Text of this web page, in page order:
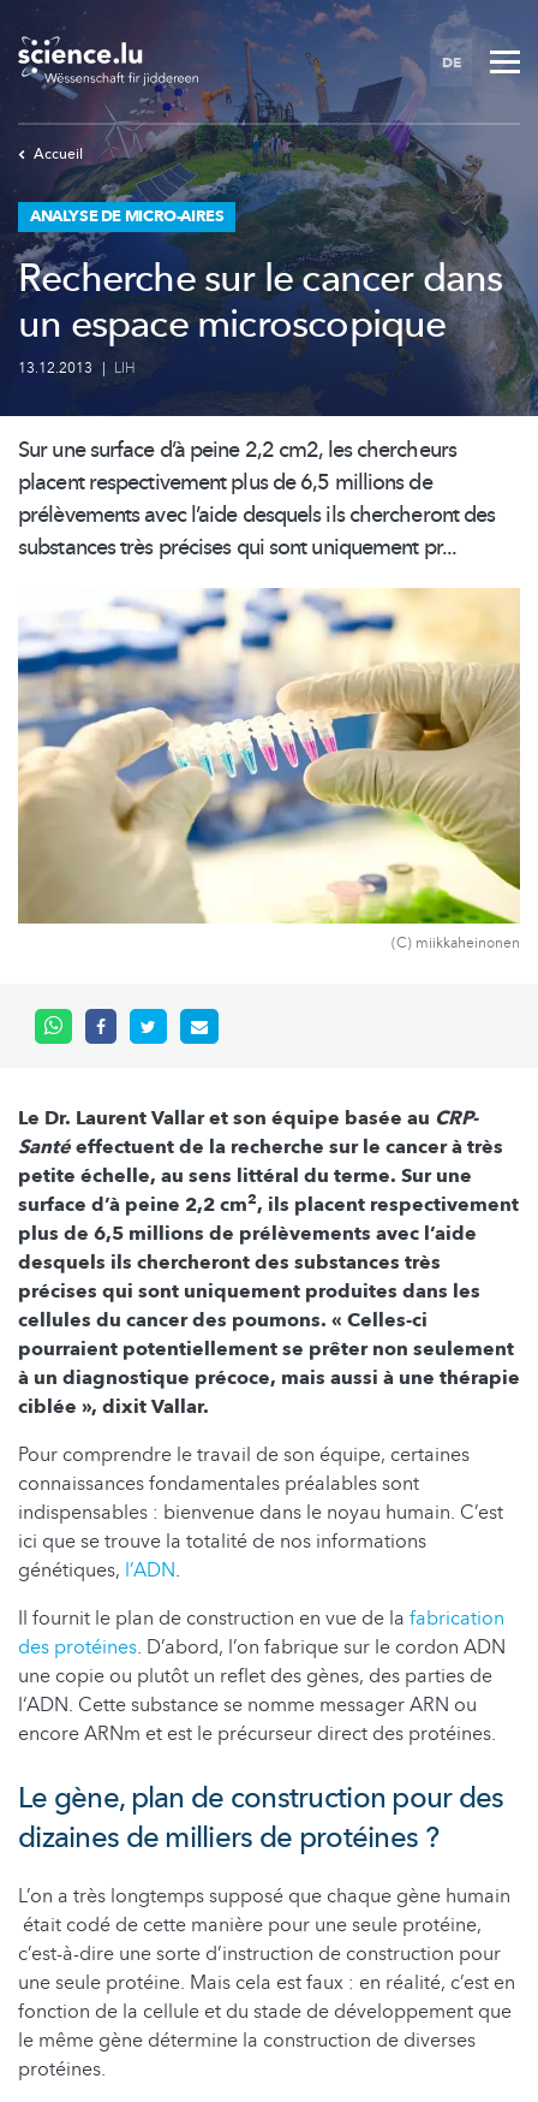
to
main
content
DE
Accueil
ANALYSE DE MICRO-AIRES
Recherche sur le cancer dans
un espace microscopique
13.12.2013 | LIH
Sur une surface d’à peine 2,2 cm2, les chercheurs
placentrespectivementplus de 6,5 millions de
prélèvementsavec l’aide desquels ils chercheront des
substances très précises qui sont uniquement pr...
(C) miikkaheinonen
Le Dr. Laurent Vallar et son équipe basée au CRP-
Santéeffectuent de la recherche sur le cancer à très
petite échelle, au sens littéral du terme. Sur une
surface d’à peine 2,2 cm2, ils placent respectivement
plus de 6,5 millions de prélèvements avec l’aide
desquels ils chercheront des substances très
précises qui sont uniquement produites dans les
cellules du cancer des poumons. « Celles-ci
pourraient potentiellement se prêter non seulement
à un diagnostique précoce, mais aussi à une thérapie
ciblée », dixit Vallar.
Pour comprendre le travail de son équipe, certaines
connaissances fondamentales préalables sont
indispensables : bienvenue dans le noyau humain. C’est
ici que se trouve la totalité de nos informations
génétiques, l’ADN.
Il fournit le plan de construction en vue de la fabrication
des protéines. D’abord, l’on fabrique sur le cordon ADN
une copie ou plutôt un reflet des gènes, des parties de
l‘ADN. Cette substance se nomme messager ARN ou
encore ARNm et est le précurseur direct des protéines.
Le gène, plan de construction pour des
dizaines de milliers de protéines ?
L’on a très longtemps supposé que chaque gène humain
était codé de cette manière pour une seule protéine,
c’est-à-dire une sorte d’instruction de construction pour
une seule protéine. Mais cela est faux : en réalité, c’est en
fonction de la cellule et du stade de développement que
le même gène détermine la construction de diverses
protéines.